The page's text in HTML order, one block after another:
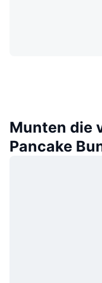
Munten die
Pancake